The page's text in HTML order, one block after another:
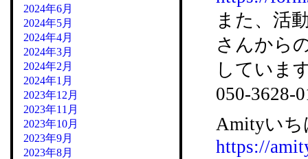
また、活
さんから
していま
050-3628-
Amityいち
https://
2024年6月
2024年5月
2024年4月
2024年3月
2024年2月
2024年1月
2023年12月
2023年11月
2023年10月
2023年9月
2023年8月